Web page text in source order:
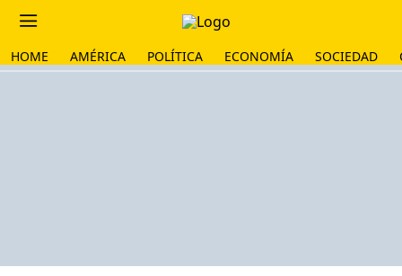
HOME AMÉRICA POLÍTICA ECONOMÍA SOCIEDAD